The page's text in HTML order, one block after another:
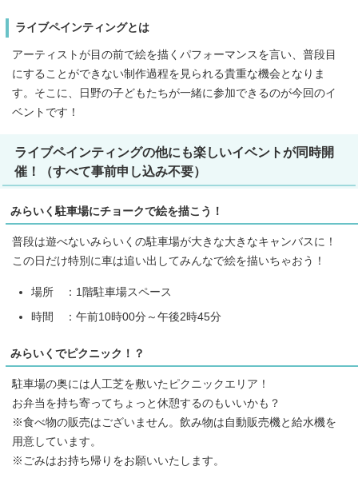
ライブペインティングとは
アーティストが目の前で絵を描くパフォーマンスを言い、普段目
にすることができない制作過程を見られる貴重な機会となりま
す。そこに、日野の子どもたちが一緒に参加できるのが今回のイ
ベントです！
ライブペインティングの他にも楽しいイベントが同時開
催！（すべて事前申し込み不要）
みらいく駐車場にチョークで絵を描こう！
普段は遊べないみらいくの駐車場が大きな大きなキャンバスに！
この日だけ特別に車は追い出してみんなで絵を描いちゃおう！
場所 ：1階駐車場スペース
時間 ：午前10時00分～午後2時45分
みらいくでピクニック！？
駐車場の奥には人工芝を敷いたピクニックエリア！
お弁当を持ち寄ってちょっと休憩するのもいいかも？
※食べ物の販売はございません。飲み物は自動販売機と給水機を
用意しています。
※ごみはお持ち帰りをお願いいたします。